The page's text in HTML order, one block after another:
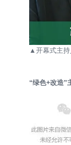
▲开幕式主
“绿色+改造”